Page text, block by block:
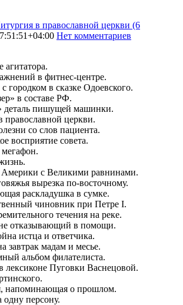
в православной церкви (6
Нет комментариев
в фитнес-центре.
городком в сказке Одоевского.
в составе РФ.
деталь пишущей машинки.
православной церкви.
со слов пациента.
восприятие совета.
с Великими равнинами.
вырезка по-восточному.
раскладушка в сумке.
чиновник при Петре I.
течения на реке.
отказывающий в помощи.
истца и ответчика.
завтрак мадам и месье.
альбом филателиста.
лексиконе Пуговки Васнецовой.
напоминающая о прошлом.
одну персону.